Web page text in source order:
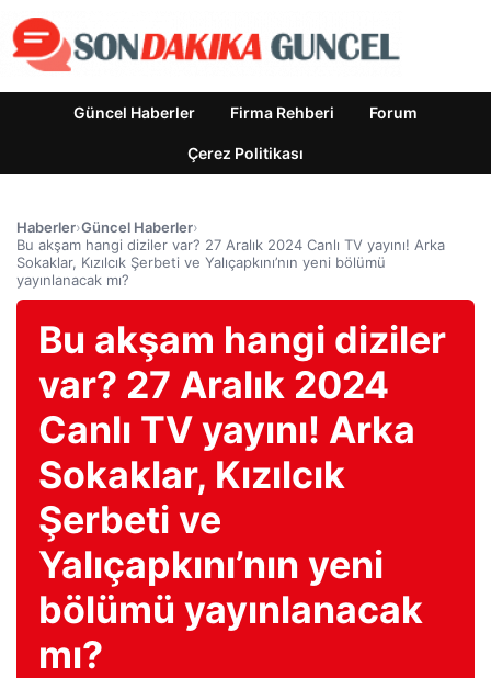
Güncel Haberler Firma Rehberi Forum
Çerez Politikası
Haberler›Güncel Haberler›
Bu akşam hangi diziler var? 27 Aralık 2024 Canlı TV yayını! Arka
Sokaklar, Kızılcık Şerbeti ve Yalıçapkını’nın yeni bölümü
yayınlanacak mı?
Bu akşam hangi diziler
var? 27 Aralık 2024
Canlı TV yayını! Arka
Sokaklar, Kızılcık
Şerbeti ve
Yalıçapkını’nın yeni
bölümü yayınlanacak
mı?